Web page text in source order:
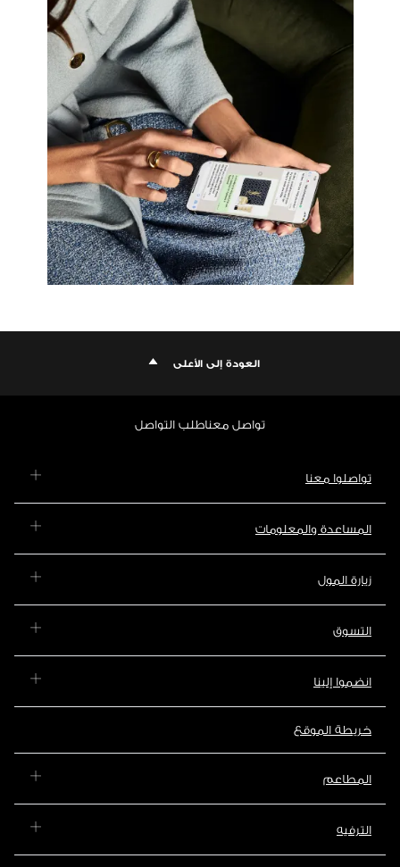
العودة إلى الأعلى
تواصل معناطلب التواصل
تواصلوا معنا
المساعدة والمعلومات
زيارة المول
التسوق
انضموا إلينا
خريطة الموقع
المطاعم
الترفيه